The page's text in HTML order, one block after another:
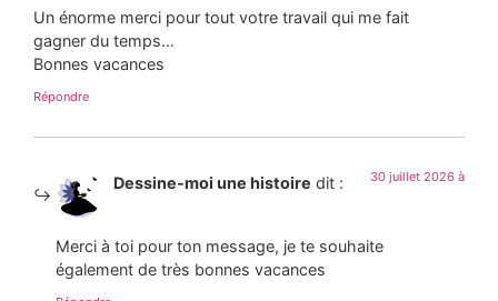
Un énorme merci pour tout votre travail qui me fait
gagner du temps…
Bonnes vacances
Répondre
Dessine-moi une histoire dit : 30 juillet 2026 à
Merci à toi pour ton message, je te souhaite
également de très bonnes vacances